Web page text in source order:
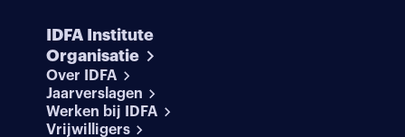
IDFA Institute
Organisatie
Over IDFA
Jaarverslagen
Werken bij IDFA
Vrijwilligers